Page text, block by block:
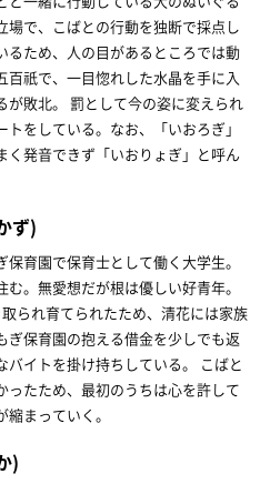
場で、こばとの行動を独断で採点し
るため、人の目があるところでは動
祇で、一目惚れした水晶を手に入
が敗北。 罰として今の姿に変えられ
をしている。なお、「いおろぎ」
く発音できず「いおりょぎ」と呼ん
ず)
保育園で保育士として働く大学生。
。無愛想だが根は優しい好青年。
られ育てられたため、清花には家族
ぎ保育園の抱える借金を少しでも返
イトを掛け持ちしている。 こばと
ったため、最初のうちは心を許して
まっていく。
)